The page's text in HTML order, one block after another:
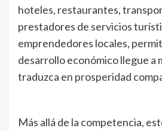
hoteles, restaurantes,
prestadores de servicios
emprendedores locales,
desarrollo económico llegue a
traduzca en prosperidad
Más allá de la competencia,